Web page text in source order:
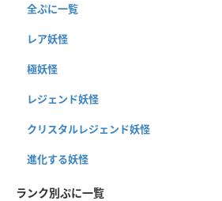
全ぷに一覧
レア妖怪
極妖怪
レジェンド妖怪
クリスタルレジェンド妖怪
進化する妖怪
ランク別ぷに一覧